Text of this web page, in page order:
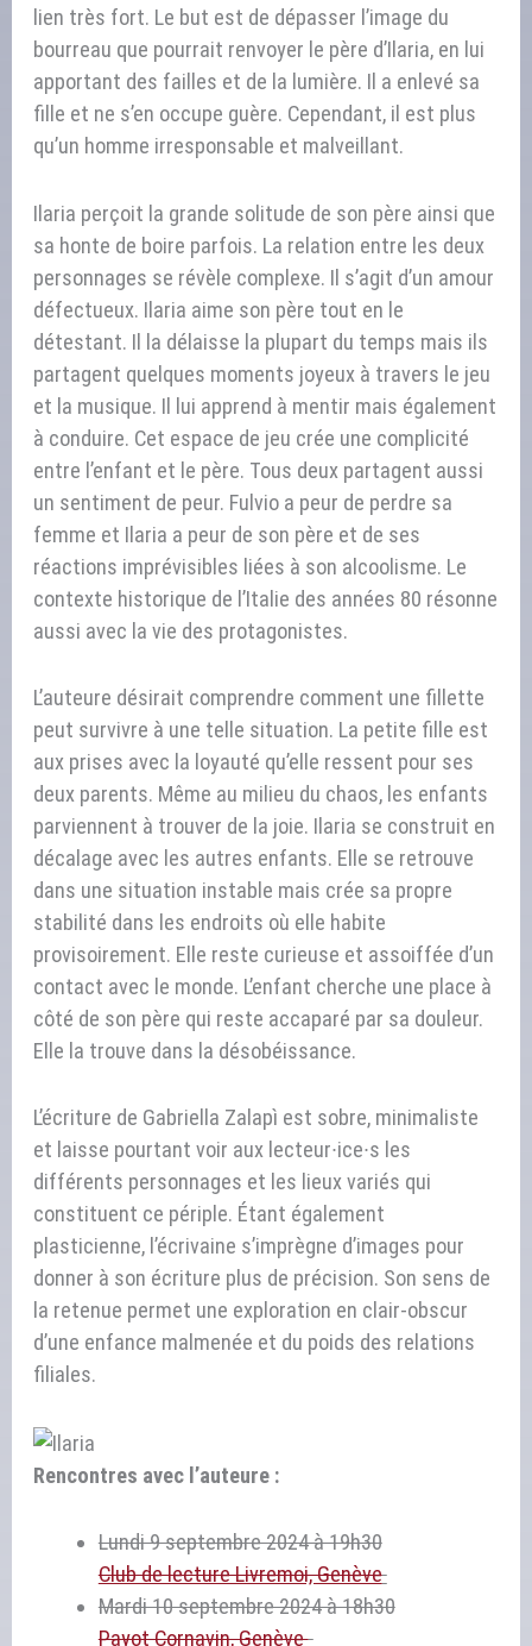
lien très fort. Le but est de dépasser l’image du
bourreau que pourrait renvoyer le père d’Ilaria, en lui
apportant des failles et de la lumière. Il a enlevé sa
fille et ne s’en occupe guère. Cependant, il est plus
qu’un homme irresponsable et malveillant.
Ilaria perçoit la grande solitude de son père ainsi que
sa honte de boire parfois. La relation entre les deux
personnages se révèle complexe. Il s’agit d’un amour
défectueux. Ilaria aime son père tout en le
détestant. Il la délaisse la plupart du temps mais ils
partagent quelques moments joyeux à travers le jeu
et la musique. Il lui apprend à mentir mais également
à conduire. Cet espace de jeu crée une complicité
entre l’enfant et le père. Tous deux partagent aussi
un sentiment de peur. Fulvio a peur de perdre sa
femme et Ilaria a peur de son père et de ses
réactions imprévisibles liées à son alcoolisme. Le
contexte historique de l’Italie des années 80 résonne
aussi avec la vie des protagonistes.
L’auteure désirait comprendre comment une fillette
peut survivre à une telle situation. La petite fille est
aux prises avec la loyauté qu’elle ressent pour ses
deux parents. Même au milieu du chaos, les enfants
parviennent à trouver de la joie. Ilaria se construit en
décalage avec les autres enfants. Elle se retrouve
dans une situation instable mais crée sa propre
stabilité dans les endroits où elle habite
provisoirement. Elle reste curieuse et assoiffée d’un
contact avec le monde. L’enfant cherche une place à
côté de son père qui reste accaparé par sa douleur.
Elle la trouve dans la désobéissance.
L’écriture de Gabriella Zalapì est sobre, minimaliste
et laisse pourtant voir aux lecteur∙ice∙s les
différents personnages et les lieux variés qui
constituent ce périple. Étant également
plasticienne, l’écrivaine s’imprègne d’images pour
donner à son écriture plus de précision. Son sens de
la retenue permet une exploration en clair-obscur
d’une enfance malmenée et du poids des relations
filiales.
Rencontres avec l’auteure :
Lundi 9 septembre 2024 à 19h30
Club de lecture Livremoi, Genève
Mardi 10 septembre 2024 à 18h30
Payot Cornavin, Genève